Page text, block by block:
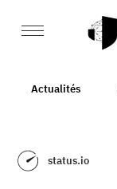
Actualités
status.io